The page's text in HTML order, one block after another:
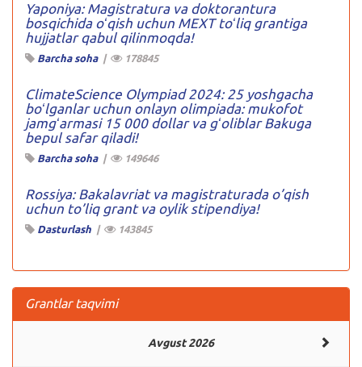
Yaponiya: Magistratura va doktorantura
bosqichida oʻqish uchun MEXT toʻliq grantiga
hujjatlar qabul qilinmoqda!
Barcha soha| 178845
ClimateScience Olympiad 2024: 25 yoshgacha
boʻlganlar uchun onlayn olimpiada: mukofot
jamgʻarmasi 15 000 dollar va gʻoliblar Bakuga
bepul safar qiladi!
Barcha soha| 149646
Rossiya: Bakalavriat va magistraturada o’qish
uchun to’liq grant va oylik stipendiya!
Dasturlash | 143845
Grantlar taqvimi
Avgust 2026